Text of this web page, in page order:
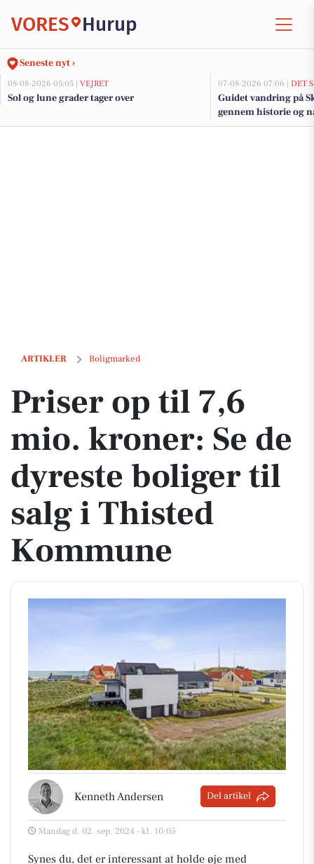
VORES Hurup
Seneste nyt ›
08-08-2026 05:05 | VEJRET
Sol og lune grader tager over
07-08-2026 07:06 | DET
Guidet vandring på
gennem historie og
ARTIKLER Boligmarked
Priser op til 7,6 mio. kroner: Se de dyreste boliger til salg i Thisted
Priser op til 7,6
mio. kroner: Se de
dyreste boliger til
salg i Thisted
Kommune
Kenneth Andersen Del artikel
Mandag d. 02. sep. 2024 - kl. 10:05
Synes du, det er interessant at holde øje med